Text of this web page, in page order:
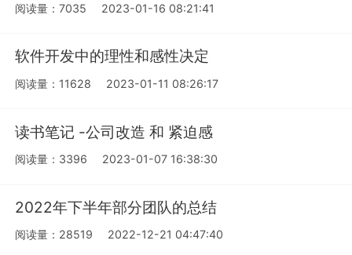
阅读量：7035 2023-01-16 08:21:41
软件开发中的理性和感性决定
阅读量：11628 2023-01-11 08:26:17
读书笔记 -公司改造 和 紧迫感
阅读量：3396 2023-01-07 16:38:30
2022年下半年部分团队的总结
阅读量：28519 2022-12-21 04:47:40